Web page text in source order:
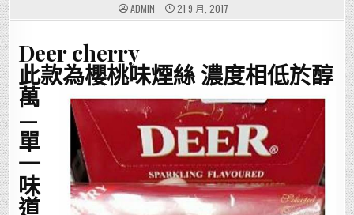
ADMIN 21 9 月, 2017
Deer cherry
此款為櫻桃味煙絲 濃度相低於醇
萬
—
單
一
味
道